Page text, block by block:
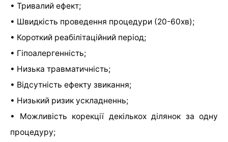
• Тривалий ефект;
• Швидкість проведення процедури (20-60хв);
• Короткий реабілітаційний період;
• Гіпоалергенність;
• Низька травматичність;
• Відсутність ефекту звикання;
• Низький ризик ускладненнь;
• Можливість корекції декількох ділянок за одну
процедуру;